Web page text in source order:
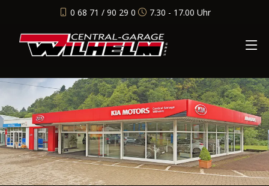
0 68 71 / 90 29 0 7.30 - 17.00 Uhr